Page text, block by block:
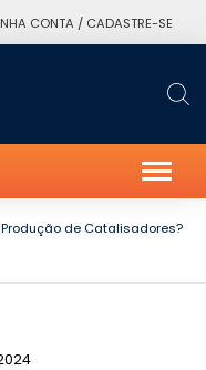
CONTA / CADASTRE-SE
de Catalisadores?